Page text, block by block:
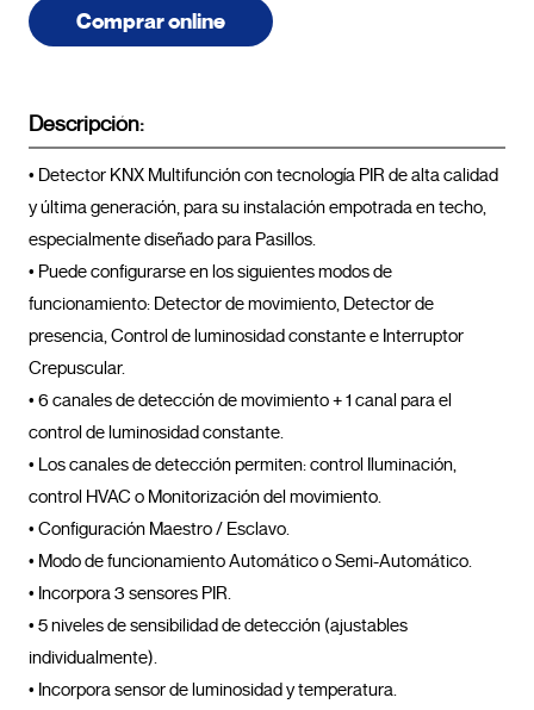
Comprar online
Descripción:
• Detector KNX Multifunción con tecnología PIR de alta calidad
y última generación, para su instalación empotrada en techo,
especialmente diseñado para Pasillos.
• Puede configurarse en los siguientes modos de
funcionamiento: Detector de movimiento, Detector de
presencia, Control de luminosidad constante e Interruptor
Crepuscular.
• 6 canales de detección de movimiento + 1 canal para el
control de luminosidad constante.
• Los canales de detección permiten: control Iluminación,
control HVAC o Monitorización del movimiento.
• Configuración Maestro / Esclavo.
• Modo de funcionamiento Automático o Semi-Automático.
• Incorpora 3 sensores PIR.
• 5 niveles de sensibilidad de detección (ajustables
individualmente).
• Incorpora sensor de luminosidad y temperatura.